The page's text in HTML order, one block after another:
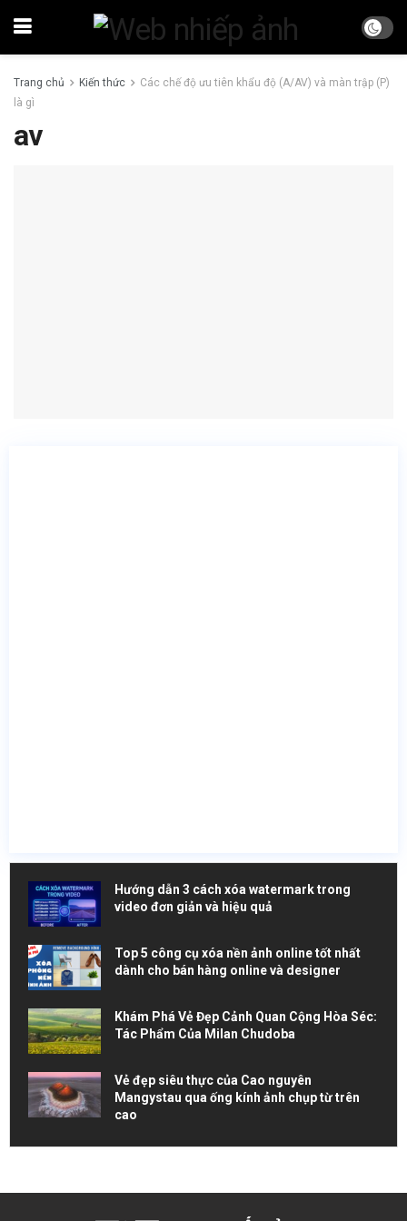
Trang chủ Kiến thức
Các chế độ ưu tiên khẩu độ (A/AV) và màn trập (P)
là gì
av
Hướng dẫn 3 cách xóa watermark trong
video đơn giản và hiệu quả
Top 5 công cụ xóa nền ảnh online tốt nhất
dành cho bán hàng online và designer
Khám Phá Vẻ Đẹp Cảnh Quan Cộng Hòa Séc:
Tác Phẩm Của Milan Chudoba
Vẻ đẹp siêu thực của Cao nguyên
Mangystau qua ống kính ảnh chụp từ trên
cao